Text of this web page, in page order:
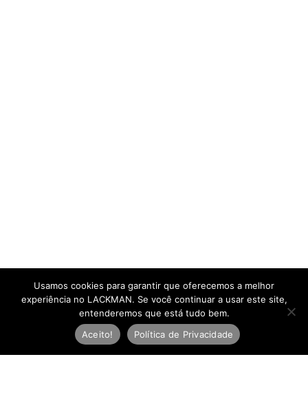
Usamos cookies para garantir que oferecemos a melhor
experiência no LACKMAN. Se você continuar a usar este site,
entenderemos que está tudo bem.
Aceito!
Política de Privacidade